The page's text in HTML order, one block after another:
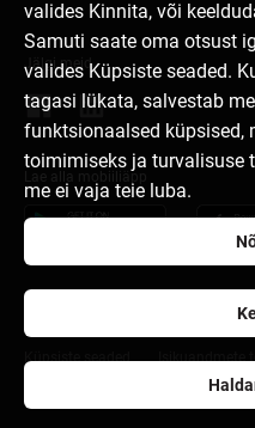
valides Kinnita, või
Samuti saate oma otsust
valides Küpsiste seaded.
tagasi lükata, salvestab
funktsionaalsed küpsised,
toimimiseks ja turvalisuse
me ei vaja teie luba.
Jälgi meid